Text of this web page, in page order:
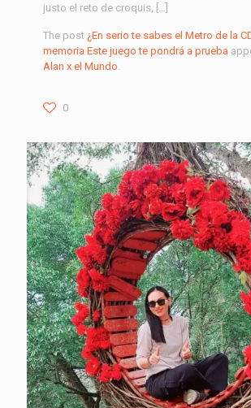
justo el reto de croquis, […]
The post ¿En serio te sabes el Metro de la
memoria Este juego te pondrá a prueba
Alan x el Mundo
0